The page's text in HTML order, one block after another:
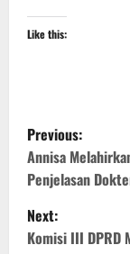
Like this:
P
o
s
t
Previous:
Annisa
Penjelasan
Next:
Komisi III DPRD